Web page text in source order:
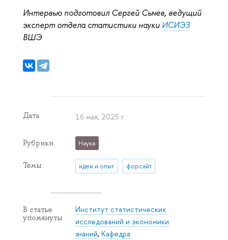
Интервью подготовил Сергей Сычев, ведущий
эксперт отдела статистики науки ИСИЭЗ
ВШЭ
Дата 16 мая, 2025 г.
Рубрики Наука
Темы идеи и опыт форсайт
В статье
упомянуты
Институт статистических
исследований и экономики
знаний,Кафедра